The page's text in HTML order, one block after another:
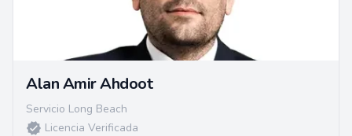
Alan Amir Ahdoot
Servicio Long Beach
Licencia Verificada